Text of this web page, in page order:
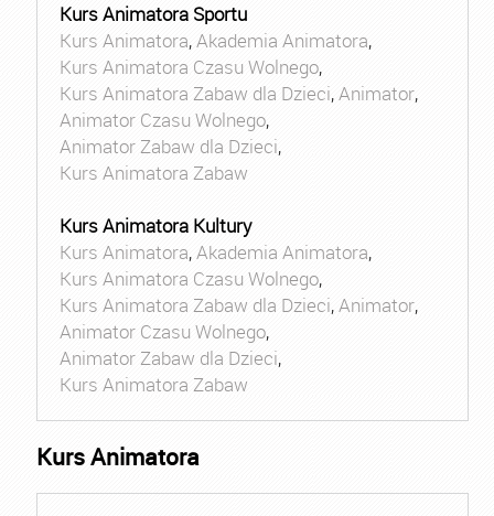
Kurs Animatora Sportu
Kurs Animatora,Akademia Animatora,
Kurs Animatora Czasu Wolnego,
Kurs Animatora Zabaw dla Dzieci,Animator,
Animator Czasu Wolnego,
Animator Zabaw dla Dzieci,
Kurs Animatora Zabaw
Kurs Animatora Kultury
Kurs Animatora,Akademia Animatora,
Kurs Animatora Czasu Wolnego,
Kurs Animatora Zabaw dla Dzieci,Animator,
Animator Czasu Wolnego,
Animator Zabaw dla Dzieci,
Kurs Animatora Zabaw
Kurs Animatora